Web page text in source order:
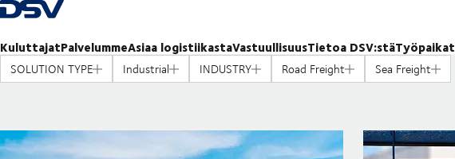
Takaisin kotisivulle
KuluttajatPalvelummeAsiaa logistiikastaVastuullisuusTietoa DSV:stäTyöpaikat
SOLUTION TYPE Industrial INDUSTRY Road Freight Sea Freight